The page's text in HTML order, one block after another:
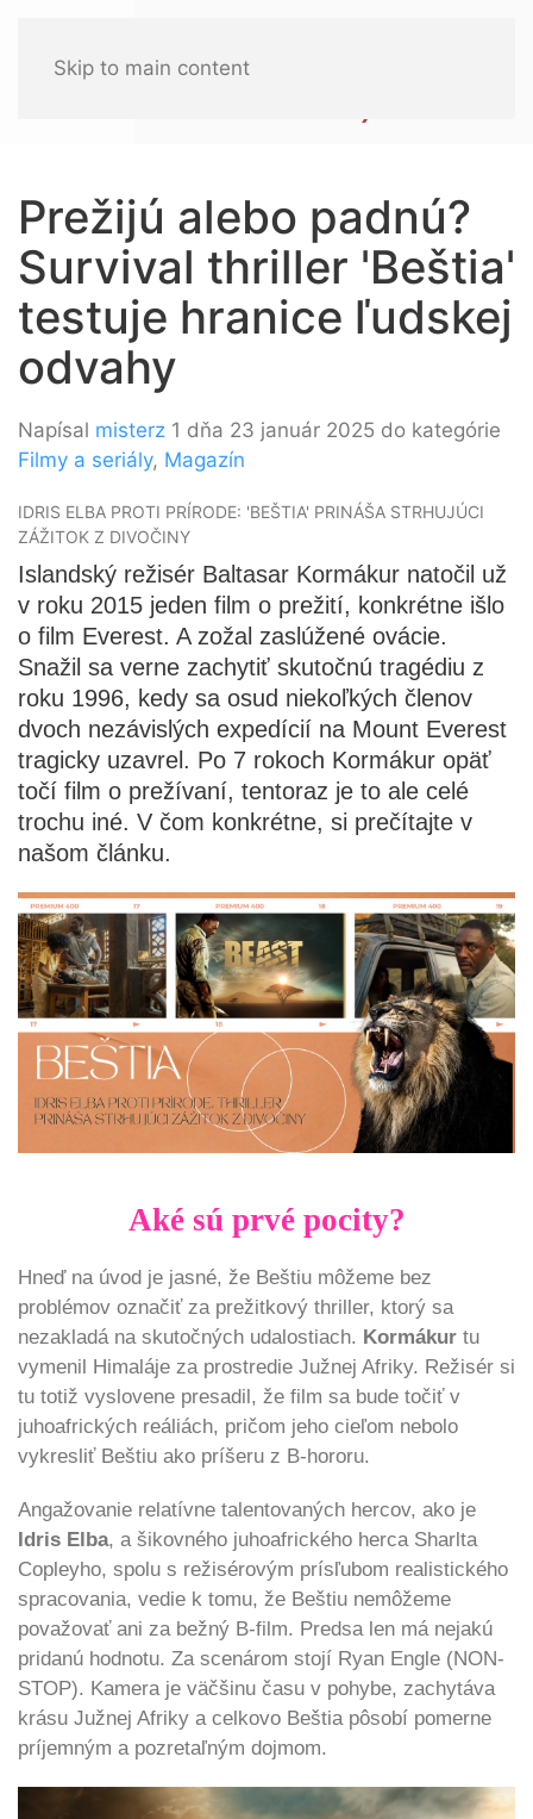
Skip to main content
Prežijú alebo padnú?
Survival thriller 'Beštia'
testuje hranice ľudskej
odvahy
Napísal misterz 1 dňa 23 január 2025 do kategórie
Filmy a seriály, Magazín
IDRIS ELBA PROTI PRÍRODE: 'BEŠTIA' PRINÁŠA STRHUJÚCI
ZÁŽITOK Z DIVOČINY
Islandský režisér Baltasar Kormákur natočil už
v roku 2015 jeden film o prežití, konkrétne išlo
o film Everest. A zožal zaslúžené ovácie.
Snažil sa verne zachytiť skutočnú tragédiu z
roku 1996, kedy sa osud niekoľkých členov
dvoch nezávislých expedícií na Mount Everest
tragicky uzavrel. Po 7 rokoch Kormákur opäť
točí film o prežívaní, tentoraz je to ale celé
trochu iné. V čom konkrétne, si prečítajte v
našom článku.
Aké sú prvé pocity?
Hneď na úvod je jasné, že Beštiu môžeme bez
problémov označiť za prežitkový thriller, ktorý sa
nezakladá na skutočných udalostiach. Kormákur tu
vymenil Himaláje za prostredie Južnej Afriky. Režisér si
tu totiž vyslovene presadil, že film sa bude točiť v
juhoafrických reáliách, pričom jeho cieľom nebolo
vykresliť Beštiu ako príšeru z B-hororu.
Angažovanie relatívne talentovaných hercov, ako je
Idris Elba, a šikovného juhoafrického herca Sharlta
Copleyho, spolu s režisérovým prísľubom realistického
spracovania, vedie k tomu, že Beštiu nemôžeme
považovať ani za bežný B-film. Predsa len má nejakú
pridanú hodnotu. Za scenárom stojí Ryan Engle (NON-
STOP). Kamera je väčšinu času v pohybe, zachytáva
krásu Južnej Afriky a celkovo Beštia pôsobí pomerne
príjemným a pozretaľným dojmom.